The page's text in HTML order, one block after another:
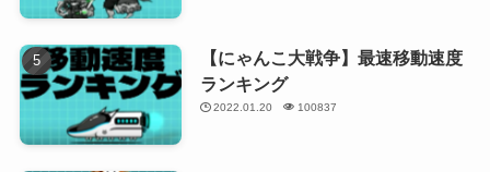
【にゃんこ大戦争】最速移動速度
ランキング
2022.01.20 100837